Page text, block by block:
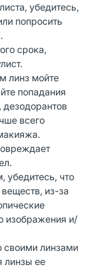
убедитесь,
попросить
срока,
линз мойте
попадания
всего
убедитесь, что
из-за
изображения и/
своими линзами
линзы ее